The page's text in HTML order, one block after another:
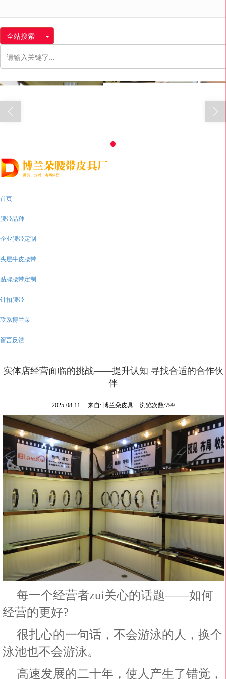
全站搜索
首页
腰带品种
企业腰带定制
头层牛皮腰带
贴牌腰带定制
针扣腰带
联系博兰朵
留言反馈
实体店经营面临的挑战——提升认知 寻找合适的合作伙
伴
2025-08-11 来自: 博兰朵皮具 浏览次数:799
每一个经营者zui关心的话题——如何
经营的更好?
很扎心的一句话，不会游泳的人，换个
泳池也不会游泳。
高速发展的二十年，使人产生了错觉，